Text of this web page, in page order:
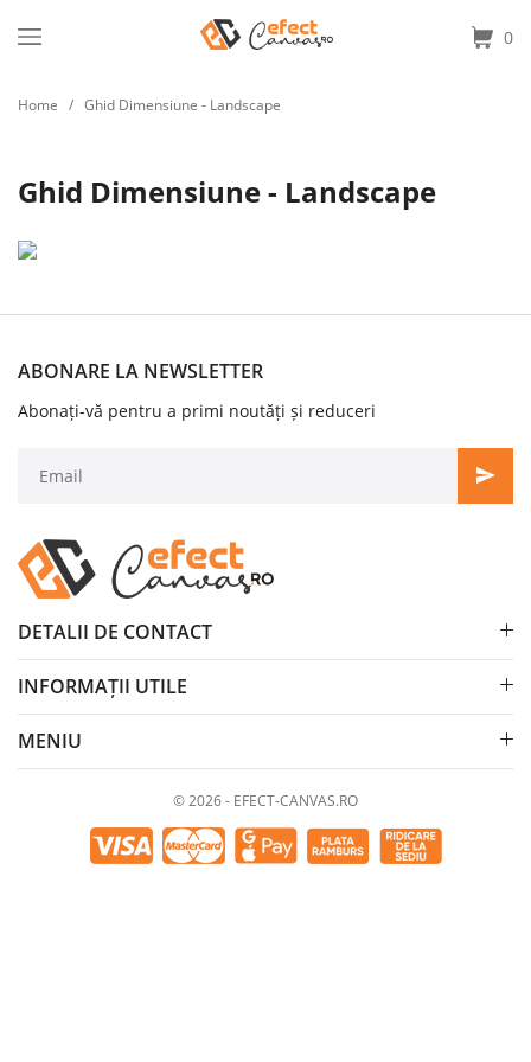
0
Home / Ghid Dimensiune - Landscape
Ghid Dimensiune - Landscape
DETALII DE CONTACT
INFORMAȚII UTILE
MENIU
ABONARE LA NEWSLETTER
Abonați-vă pentru a primi noutăți și reduceri
© 2026 - EFECT-CANVAS.RO